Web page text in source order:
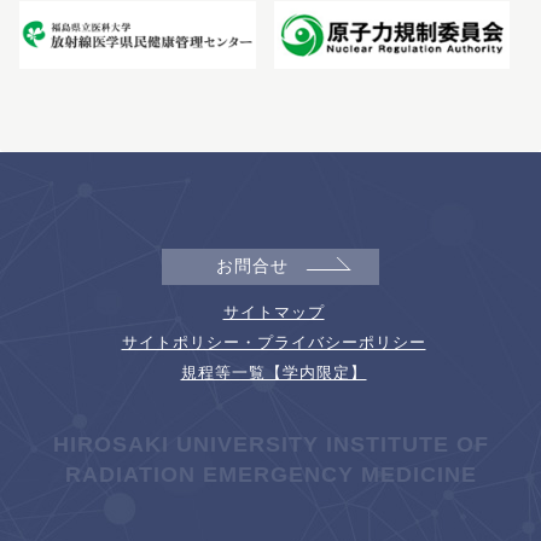
お問合せ
サイトマップ
サイトポリシー・プライバシーポリシー
規程等一覧【学内限定】
HIROSAKI UNIVERSITY INSTITUTE OF
RADIATION EMERGENCY MEDICINE